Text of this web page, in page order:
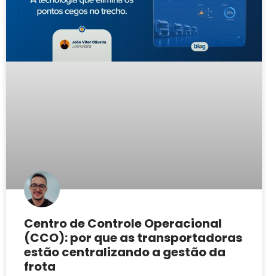
Centro de Controle Operacional
(CCO): por que as transportadoras
estão centralizando a gestão da
frota